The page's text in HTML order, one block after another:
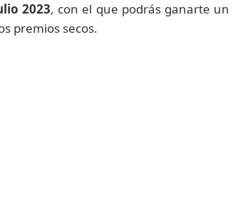
2023, con el que podrás ganarte un
premios secos.